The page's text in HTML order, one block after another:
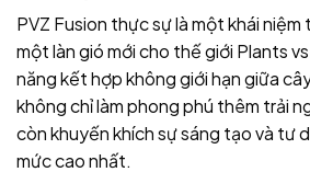
PVZ Fusion thực sự là một khái
một làn gió mới cho thế giới Plants
năng kết hợp không giới hạn giữa
không chỉ làm phong phú thêm trải
còn khuyến khích sự sáng tạo và tư
mức cao nhất.